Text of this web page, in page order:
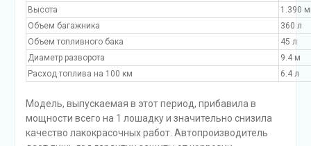
Высота
1.390
Объем багажника
360 л
Объем топливного бака
45 л
Диаметр разворота
9.4 м
Расход топлива на 100 км
6.4 л
Модель, выпускаемая в этот период, прибавила в
мощности всего на 1 лошадку и значительно снизила
качество лакокрасочных работ. Автопроизводитель